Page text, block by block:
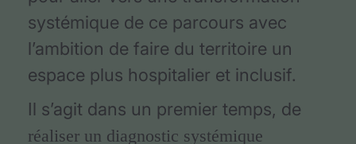
systémique de ce parcours avec
l’ambition de faire du territoire un
espace plus hospitalier et inclusif.
Il s’agit dans un premier temps, de
réaliser un diagnostic systémique